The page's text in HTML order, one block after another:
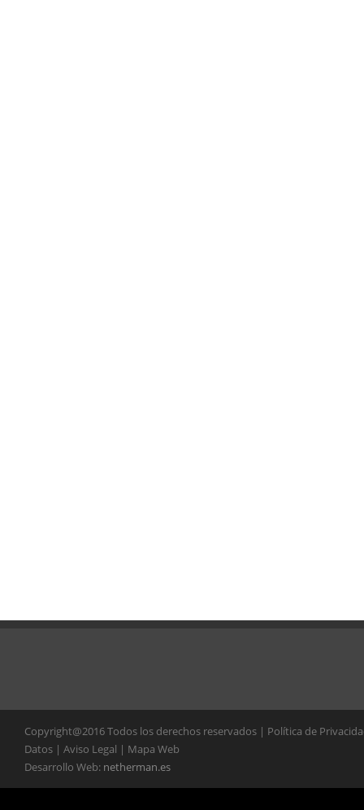
Copyright@2016 Todos los derechos reservados | Política de
Datos | Aviso Legal | Mapa Web
Desarrollo Web: netherman.es